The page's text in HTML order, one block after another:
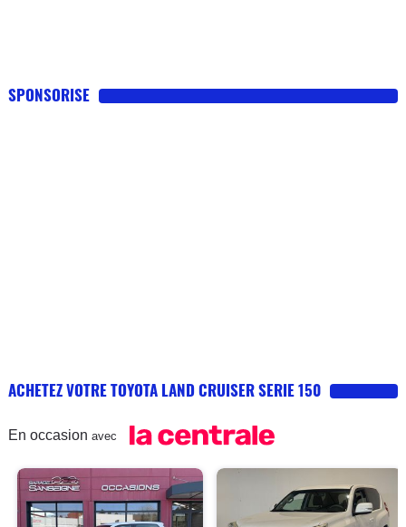
SPONSORISE
ACHETEZ VOTRE TOYOTA LAND CRUISER SERIE 150
En occasion avec